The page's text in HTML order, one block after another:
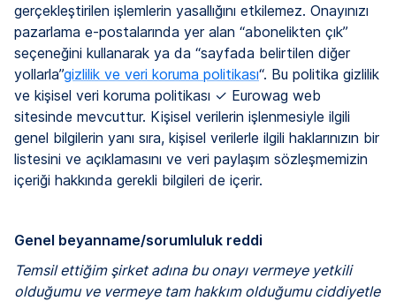
gerçekleştirilen işlemlerin yasallığını etkilemez. Onayınızı
pazarlama e-postalarında yer alan “abonelikten çık”
seçeneğini kullanarak ya da “sayfada belirtilen diğer
yollarla”gizlilik ve veri koruma politikası“. Bu politika gizlilik
ve kişisel veri koruma politikası ✓ Eurowag web
sitesinde mevcuttur. Kişisel verilerin işlenmesiyle ilgili
genel bilgilerin yanı sıra, kişisel verilerle ilgili haklarınızın bir
listesini ve açıklamasını ve veri paylaşım sözleşmemizin
içeriği hakkında gerekli bilgileri de içerir.
Genel beyanname/sorumluluk reddi
Temsil ettiğim şirket adına bu onayı vermeye yetkili
olduğumu ve vermeye tam hakkım olduğumu ciddiyetle